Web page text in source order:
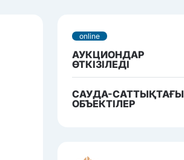
online
АУКЦИОНДАР
ӨТКІЗІЛЕДІ
САУДА-САТТЫҚТАҒЫ
ОБЪЕКТІЛЕР